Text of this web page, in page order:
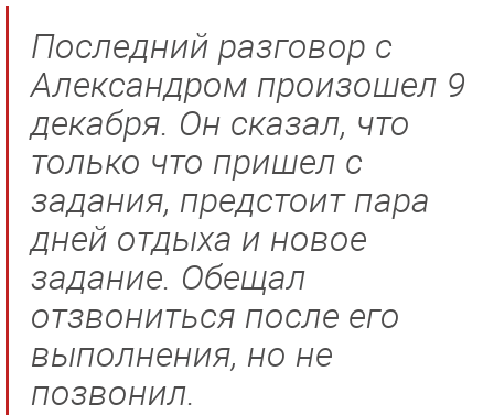
Последний разговор с
Александром произошел 9
декабря. Он сказал, что
только что пришел с
задания, предстоит пара
дней отдыха и новое
задание. Обещал
отзвониться после его
выполнения, но не
позвонил.